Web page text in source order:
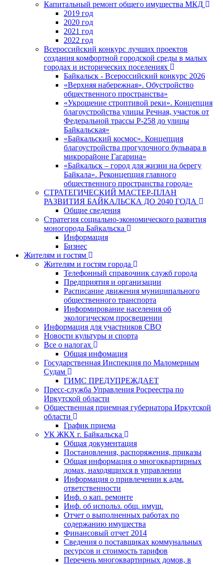
Капитальный ремонт общего имущества МКД
2019 год
2020 год
2021 год
2022 год
Всероссийский конкурс лучших проектов
создания комфортной городской среды в малых
городах и исторических поселениях
Байкальск - Всероссийский конкурс 2026
«Верхняя набережная». Обустройство
общественного пространства»
«Укрощение строптивой реки». Концепция
благоустройства улицы Речная, участок от
Федеральной трассы Р-258 до улицы
Байкальская»
«Байкальский космос». Концепция
благоустройства прогулочного бульвара в
микрорайоне Гагарина»
«Байкальск – город для жизни на берегу
Байкала». Реконцепция главного
общественного пространства города»
СТРАТЕГИЧЕСКИЙ МАСТЕР-ПЛАН
РАЗВИТИЯ БАЙКАЛЬСКА ДО 2040 ГОДА
Общие сведения
Стратегия социально-экономического развития
моногорода Байкальска
Информация
Бизнес
Жителям и гостям
Жителям и гостям города
Телефонный справочник служб города
Предприятия и организации
Расписание движения муниципального
общественного транспорта
Информирование населения об
экологическом просвещении
Информация для участников СВО
Новости культуры и спорта
Все о налогах
Общая инфомация
Государственная Инспекция по Маломерным
Судам
ГИМС ПРЕДУПРЕЖДАЕТ
Пресс-служба Управления Росреестра по
Иркутской области
Общественная приемная губернатора Иркутской
области
График приема
УК ЖКХ г. Байкальска
Общая документация
Постановления, распоряжения, приказы
Общая информация о многоквартирных
домах, находящихся в управлении
Информация о привлечении к адм.
ответственности
Инф. о кап. ремонте
Инф. об использ. общ. имущ.
Отчет о выполненных работах по
содержанию имущества
Финансовый отчет 2014
Сведения о поставщиках коммунальных
ресурсов и стоимость тарифов
Перечень многоквартирных домов, в